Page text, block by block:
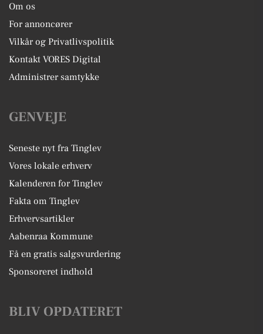
Om os
For annoncører
Vilkår og Privatlivspolitik
Kontakt VORES Digital
Administrer samtykke
GENVEJE
Seneste nyt fra Tinglev
Vores lokale erhverv
Kalenderen for Tinglev
Fakta om Tinglev
Erhvervsartikler
Aabenraa Kommune
Få en gratis salgsvurdering
Sponsoreret indhold
BLIV OPDATERET